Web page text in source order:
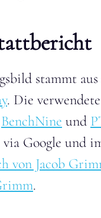
stammt
. Die
BenchNine und
via Google und
von Jacob
.